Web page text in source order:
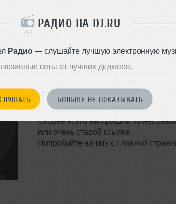
РАДИО НА DJ.RU
Радио— слушайте лучшую электронную
сеты от лучших диджеев.
СЛУШАТЬ БОЛЬШЕ НЕ ПОКАЗЫВАТЬ
ТАКОЙ СТРАНИЦЫ
Ошибка 404
Скорее всего вы пришли по
или очень старой ссылке.
Попробуйте начать с Главной